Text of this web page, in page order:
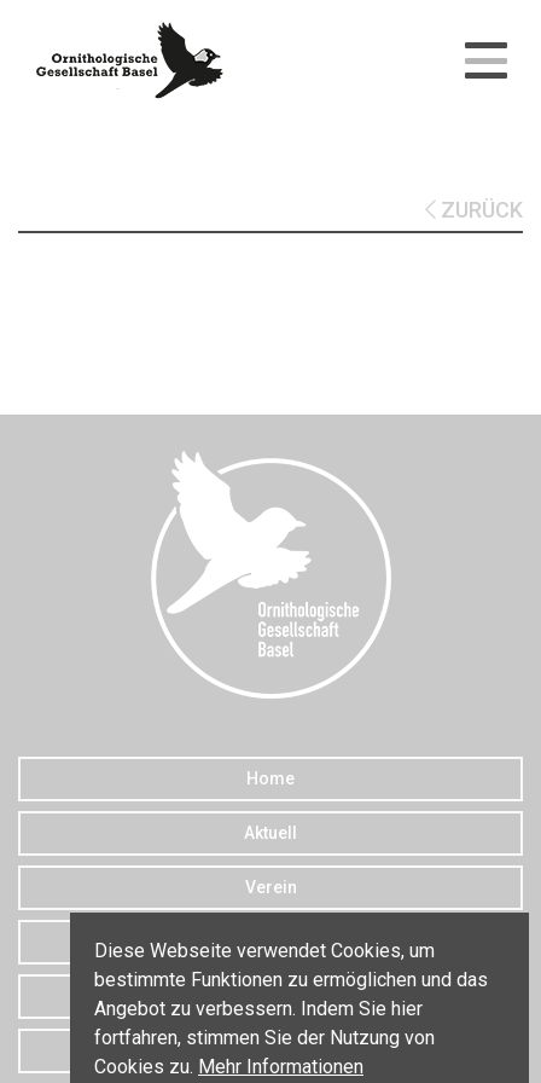
ZURÜCK
Home
Aktuell
Verein
Downloads
Kontakt
Diese Webseite verwendet Cookies, um
bestimmte Funktionen zu ermöglichen und das
Angebot zu verbessern. Indem Sie hier
fortfahren, stimmen Sie der Nutzung von
Cookies zu. Mehr Informationen